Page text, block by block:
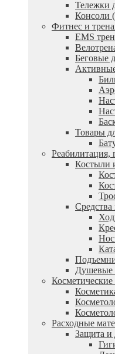
Тележки
Консоли
Фитнес и
EMS
Беговые
Товары
Реабилитация,
Костыли
Душевые
Косметические
Расходные
Защита и